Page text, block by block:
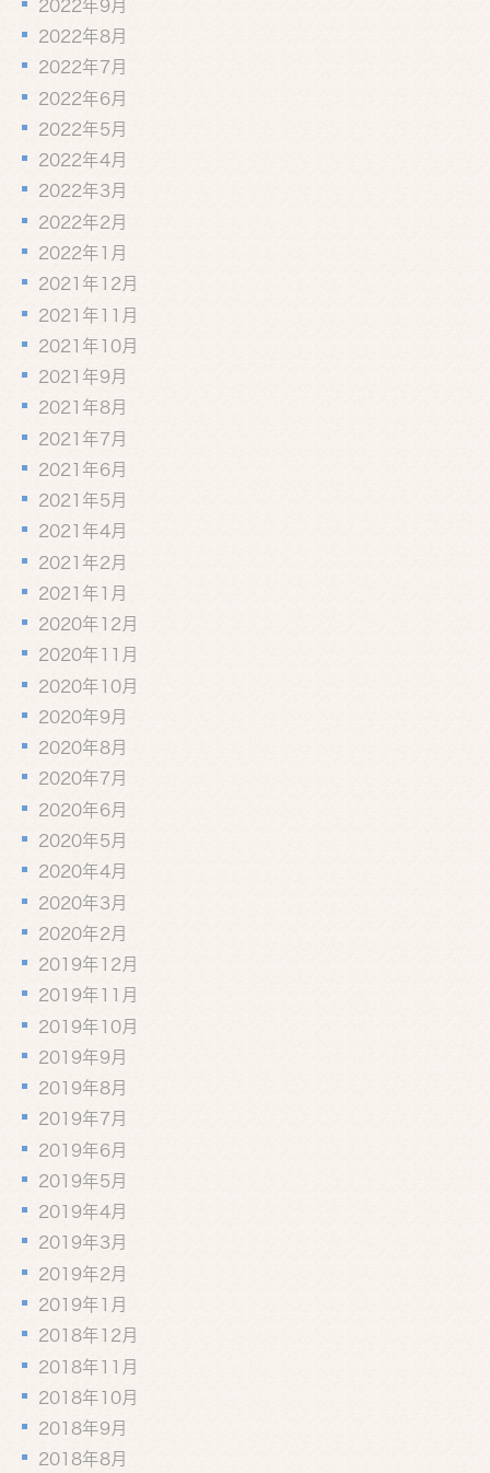
2022年9月
2022年8月
2022年7月
2022年6月
2022年5月
2022年4月
2022年3月
2022年2月
2022年1月
2021年12月
2021年11月
2021年10月
2021年9月
2021年8月
2021年7月
2021年6月
2021年5月
2021年4月
2021年2月
2021年1月
2020年12月
2020年11月
2020年10月
2020年9月
2020年8月
2020年7月
2020年6月
2020年5月
2020年4月
2020年3月
2020年2月
2019年12月
2019年11月
2019年10月
2019年9月
2019年8月
2019年7月
2019年6月
2019年5月
2019年4月
2019年3月
2019年2月
2019年1月
2018年12月
2018年11月
2018年10月
2018年9月
2018年8月